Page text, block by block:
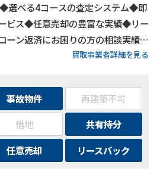
選べる4コースの査定システム◆即
ビス◆任意売却の豊富な実績◆リー
ン返済にお困りの方の相談実績多
好立地◆査定・相談は無料◆秘密厳
買取事業者詳細を見る
事故物件
再建築不可
借地
共有持分
任意売却 リースバック